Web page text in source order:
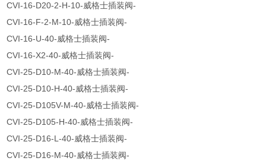
CVI-16-D20-2-H-10-威格士插装阀-
CVI-16-F-2-M-10-威格士插装阀-
CVI-16-U-40-威格士插装阀-
CVI-16-X2-40-威格士插装阀-
CVI-25-D10-M-40-威格士插装阀-
CVI-25-D10-H-40-威格士插装阀-
CVI-25-D105V-M-40-威格士插装阀-
CVI-25-D105-H-40-威格士插装阀-
CVI-25-D16-L-40-威格士插装阀-
CVI-25-D16-M-40-威格士插装阀-